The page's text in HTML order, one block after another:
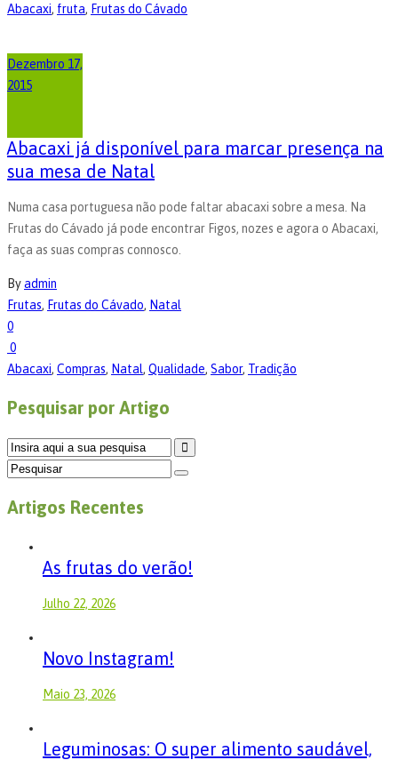
Abacaxi, fruta, Frutas do Cávado
Dezembro 17,
2015
Abacaxi já disponível para marcar presença na
sua mesa de Natal
Numa casa portuguesa não pode faltar abacaxi sobre a mesa. Na
Frutas do Cávado já pode encontrar Figos, nozes e agora o Abacaxi,
faça as suas compras connosco.
Byadmin
Frutas, Frutas do Cávado, Natal
0
0
Abacaxi, Compras, Natal, Qualidade, Sabor, Tradição
Pesquisar por Artigo
Artigos Recentes
As frutas do verão!
Julho 22, 2026
Novo Instagram!
Maio 23, 2026
Leguminosas: O super alimento saudável,